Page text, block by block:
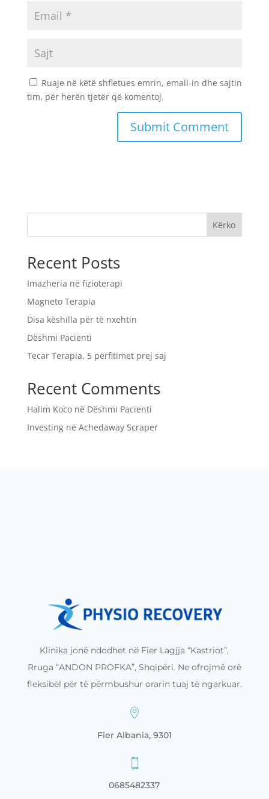
Ruaje në këtë shfletues emrin, email-in dhe sajtin
tim, për herën tjetër që komentoj.
Kërko
Recent Posts
Imazheria në fizioterapi
Magneto Terapia
Disa këshilla për të nxehtin
Dëshmi Pacienti
Tecar Terapia, 5 përfitimet prej saj
Recent Comments
Halim Koconë Dëshmi Pacienti
Investingnë Achedaway Scraper
Klinika jonë ndodhet në Fier Lagjja “Kastriot”,
Rruga “ANDON PROFKA”, Shqipëri. Ne ofrojmë orë
fleksibël për të përmbushur orarin tuaj të ngarkuar.

Fier Albania, 9301

0685482337